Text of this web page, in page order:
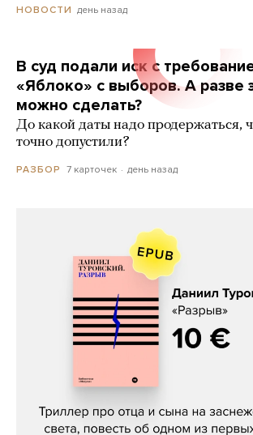
НОВОСТИ день назад
В суд подали иск с
«Яблоко» с выборов. А разве
можно сделать?
До какой даты надо продержаться,
точно допустили?
РАЗБОР 7 карточек день назад
Даниил Туровский,